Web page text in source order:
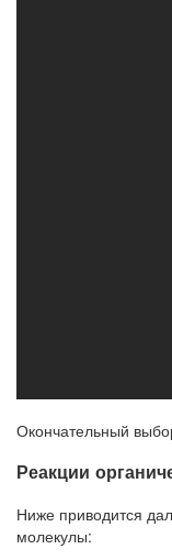
Окончательный
Реакции
Ниже приводится
молекулы: